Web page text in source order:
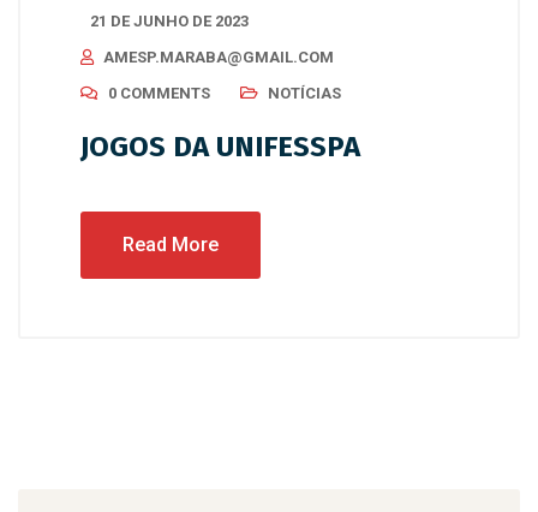
21 DE JUNHO DE 2023
AMESP.MARABA@GMAIL.COM
0 COMMENTS
NOTÍCIAS
JOGOS DA UNIFESSPA
Read More